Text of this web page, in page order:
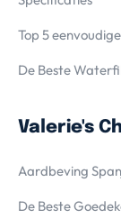
Top 5
De Beste
Valerie's
Aardbeving
De Beste